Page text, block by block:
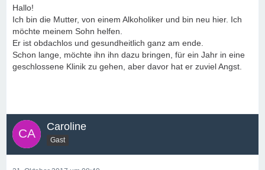
Hallo!
Ich bin die Mutter, von einem Alkoholiker und bin neu hier. Ich
möchte meinem Sohn helfen.
Er ist obdachlos und gesundheitlich ganz am ende.
Schon lange, möchte ihn ihn dazu bringen, für ein Jahr in eine
geschlossene Klinik zu gehen, aber davor hat er zuviel Angst.
Caroline
Gast